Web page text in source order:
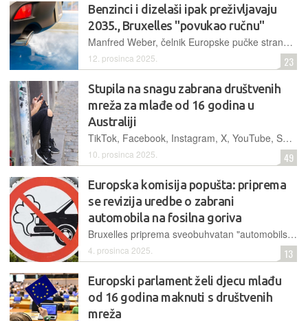
Benzinci i dizelaši ipak preživljavaju
2035., Bruxelles "povukao ručnu"
Manfred Weber, čelnik Europske pučke stranke, potvrdio je za njemački Bild da se odustaje od cilja nulte emisije za nova vozila do 2035. godine. Novi plan predviđa smanjenje emisija za "samo" 90 posto
12. prosinca 2025. 23
Stupila na snagu zabrana društvenih
mreža za mlađe od 16 godina u
Australiji
TikTok, Facebook, Instagram, X, YouTube, Snapchat, Reddit, Twitch, Threads… sve su to stranice kojima svi mlađi od 16 godina u Australiji više ne smiju legalno pristupiti
10. prosinca 2025. 49
Europska komisija popušta: priprema
se revizija uredbe o zabrani
automobila na fosilna goriva
Bruxelles priprema sveobuhvatan "automobilski paket" koji će uključivati tehnološku neutralnost nakon 2035. godine, paralelno uz poticaje za povoljnija električna vozila
4. prosinca 2025. 13
Europski parlament želi djecu mlađu
od 16 godina maknuti s društvenih
mreža